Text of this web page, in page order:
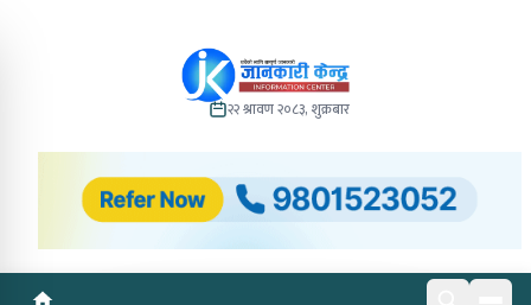
२२ श्रावण २०८३, शुक्रबार